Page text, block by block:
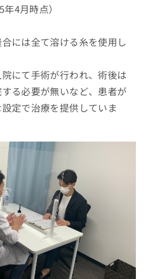
4月時点）
には全て溶ける糸を使用し
にて手術が行われ、術後は
る必要が無いなど、患者が
定で治療を提供していま